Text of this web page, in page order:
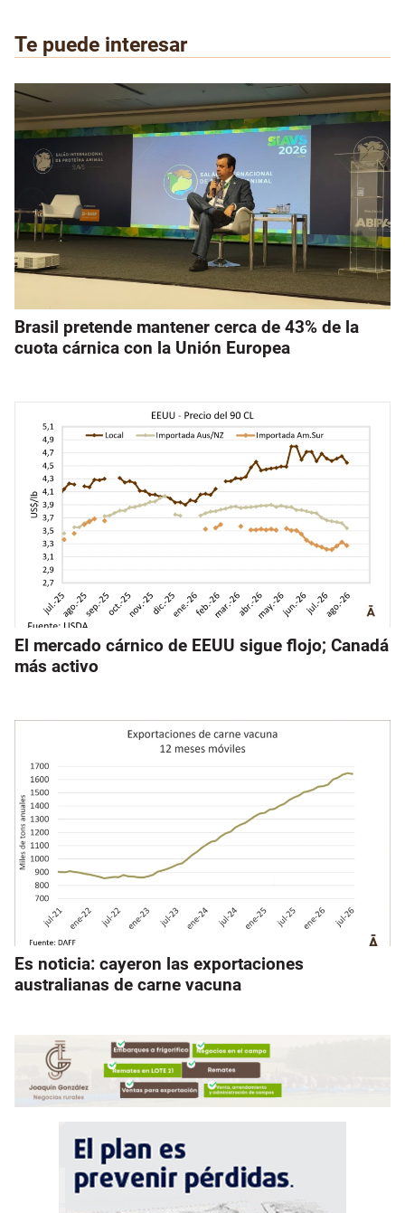
Te puede interesar
Brasil pretende mantener cerca de 43% de la
cuota cárnica con la Unión Europea
El mercado cárnico de EEUU sigue flojo; Canadá
más activo
Es noticia: cayeron las exportaciones
australianas de carne vacuna